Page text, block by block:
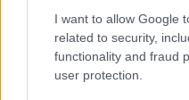
I want to allow Google
related to security,
functionality and fraud
user protection.